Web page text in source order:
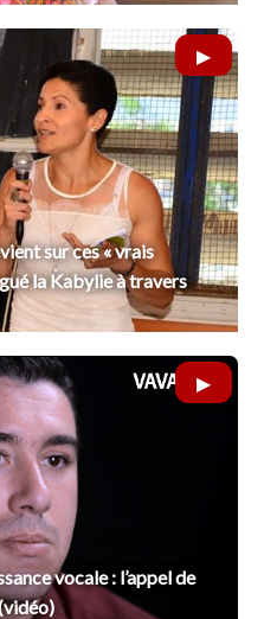
sur ces « vrais
la Kabylie à travers
vocale : l’appel de